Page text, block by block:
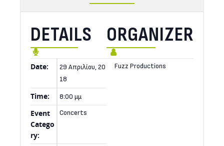
DETAILS
Date:
29 Απριλίου, 20
18
Time: 8:00 μμ
Event
Catego
ry:
Concerts
ORGANIZER
Fuzz Productions